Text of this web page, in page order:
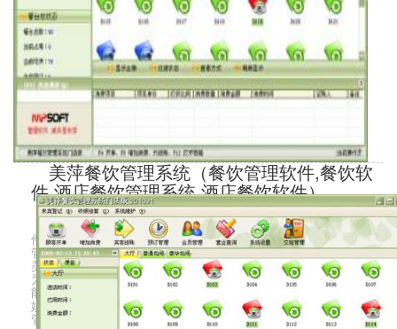
美萍餐饮管理系统（餐饮管理软件,餐饮软
件,酒店餐饮管理系统,酒店餐饮软件）
美萍餐饮管理系统是美萍公司推出的一款专业的餐饮管理软
件（餐饮收银系统，餐饮收银软件），它集前台收费系统，员工
管理系统，会员管理系统等强大功能为一身，系统界面简洁优
美，操作直观简单，无需专门培训即可正常使用。美萍餐饮软件
为餐饮业经营者提供了成本分析，利润分析，物流管理等诸多功
能，能广泛适用酒店餐饮管理，饭店餐饮管理等场合。美萍餐饮
娱乐管理系统，餐饮娱乐管理软件是您提高餐饮经营水平，杜绝
管理漏洞